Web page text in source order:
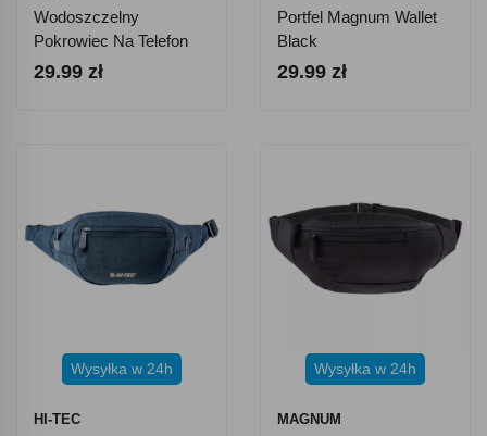
Wodoszczelny
Pokrowiec Na Telefon
Aquawave Neza Cover
29.99 zł
Portfel Magnum Wallet
Black
29.99 zł
Wysyłka w 24h
HI-TEC
Wysyłka w 24h
MAGNUM